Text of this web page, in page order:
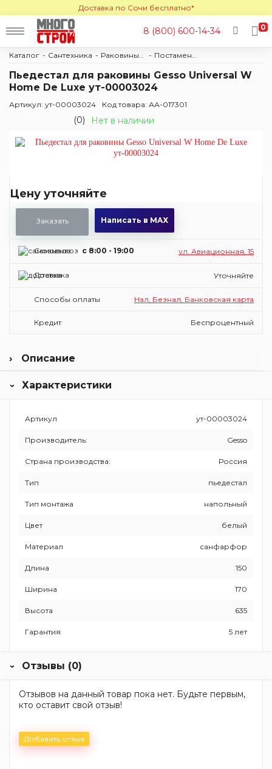
Доставка по Сочи бесплатно*
8 (800) 600-14-34 0
Каталог Сантехника
Пьедестал для раковины Gesso Universal W
Home De Luxe ут-00003024
Артикул: ут-00003024 Код товара: АА-017301
(0) Нет в наличии
Цену уточняйте
Заказать Написать в MAX
Самовывоз c 8:00 - 19:00 ул. Авиационная, 15
Доставка Уточняйте
Способы оплаты Нал, Безнал, Банковская карта
Кредит Беспроцентный
Описание
керамический завод». Заводы оснащены итальянским
давлением ускоряет время изготовления, обеспечивает
глазури на унитазы и умывальники. Бренд использует
комплектующие. В комплекте есть инструкция, которая
Характеристики
Артикул ут-00003024
Производитель: Gesso
Страна производства: Россия
Тип пьедестал
Тип монтажа напольный
Цвет белый
Материал санфарфор
Длина 150
Ширина 170
Высота 635
Гарантия 5 лет
Отзывы (0)
Отзывов на данный товар пока нет. Будьте первым,
кто оставит свой отзыв!
Добавить отзыв